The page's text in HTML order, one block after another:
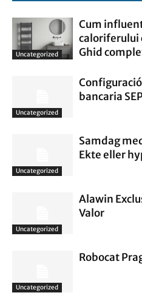
Uncategorized
Cum
caloriferului
Ghid
Uncategorized
bancaria
Uncategorized
Samdag
Ekte eller
Uncategorized
Alawin
Valor
Uncategorized
Robocat